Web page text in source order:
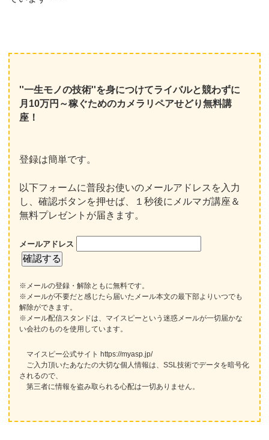
''一生モノの技術''を身につけてライバルと競わずに
月10万円～稼ぐためのカメラリペアせどり無料講
座！
登録は簡単です。
以下フォームに普段お使いのメールアドレスを入力
し、確認ボタンを押せば、１秒後にメルマガ講座＆
無料プレゼントが届きます。
メールアドレス
※メールの登録・解除ともに無料です。
※メールが不要だと感じたら届いたメール本文の最下部よりいつでも
解除ができます。
※メール配信スタンドは、マイスピーという迷惑メールが一切届かな
い会社のものを使用しています。
マイスピー公式サイト https://myasp.jp/
ご入力頂いたあなたの大切な個人情報は、SSL技術でデータを暗号化
されるので、
第三者に情報を盗み取られる心配は一切ありません。